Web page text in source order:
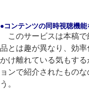
●コンテンツの同時視聴機
このサービスは本稿で
品とは趣が異なり、効
かけ離れている気もす
ョンで紹介されたもの
う。